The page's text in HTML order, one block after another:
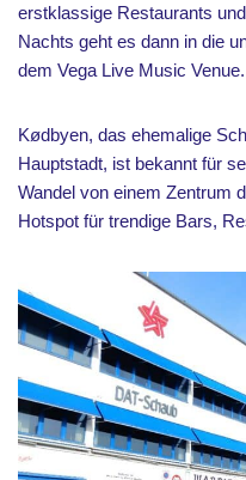
erstklassige Restaurants
Nachts geht es dann in die
dem Vega Live Music Venue.
Kødbyen, das ehemalige
Hauptstadt, ist bekannt für
Wandel von einem Zentrum
Hotspot für trendige Bars,